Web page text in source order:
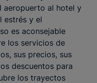
aeropuerto al hotel y
estrés y el
es aconsejable
los servicios de
sus precios, sus
descuentos para
los trayectos